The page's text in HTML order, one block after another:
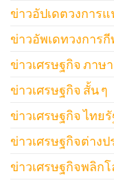
ข่าวอัปเดตวงการ
ข่าวอัพเดทวงการกี
ข่าวเศรษฐกิจ ภาษ
ข่าวเศรษฐกิจ สั้น ๆ
ข่าวเศรษฐกิจ ไทยรั
ข่าวเศรษฐกิจต่างป
ข่าวเศรษฐกิจพลิก